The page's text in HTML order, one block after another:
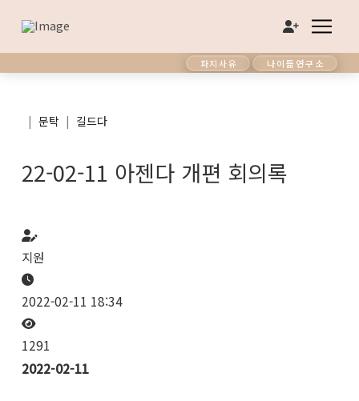
파지사유 나이듦연구소
| 문탁 | 길드다
22-02-11 아젠다 개편 회의록
지원
2022-02-11 18:34
1291
2022-02-11